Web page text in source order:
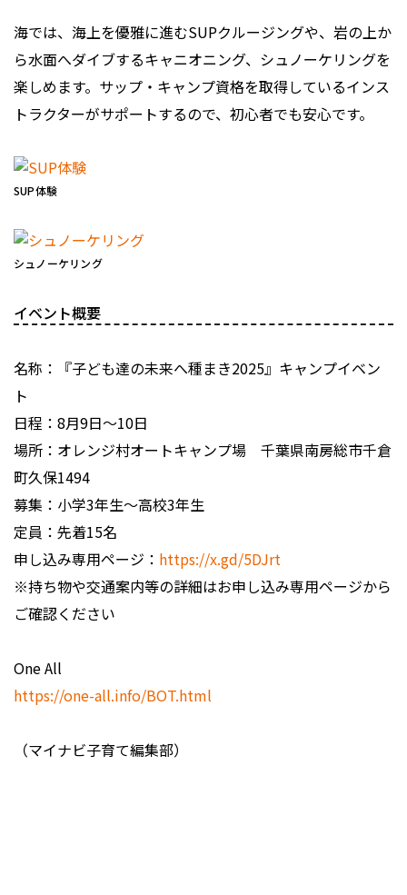
海では、海上を優雅に進むSUPクルージングや、岩の上か
ら水面へダイブするキャニオニング、シュノーケリングを
楽しめます。サップ・キャンプ資格を取得しているインス
トラクターがサポートするので、初心者でも安心です。
SUP体験
シュノーケリング
イベント概要
名称：『子ども達の未来へ種まき2025』キャンプイベン
ト
日程：8月9日～10日
場所：オレンジ村オートキャンプ場 千葉県南房総市千倉
町久保1494
募集：小学3年生～高校3年生
定員：先着15名
申し込み専用ページ： https://x.gd/5DJrt
※持ち物や交通案内等の詳細はお申し込み専用ページから
ご確認ください
One All
https://one-all.info/BOT.html
（マイナビ子育て編集部）